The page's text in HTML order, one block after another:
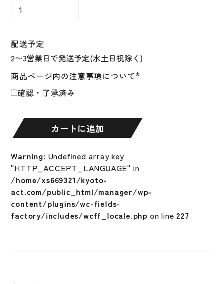
商品ページ内の注意事項について*
確認・了承済み
配送予定
軟
バ
ト
金
属
製
ズ
ノ
ロ
ー
バ
ル
エ
リ
V
カートに追加
Warning: Undefined array key
"HTTP_ACCEPT_LANGUAGE" in
/home/xs669321/kyoto-
act.com/public_html/manager/wp-
content/plugins/wc-fields-
factory/includes/wcff_locale.php on line 227